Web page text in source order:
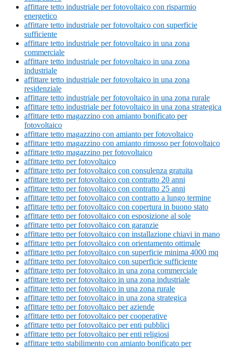
affittare tetto industriale per fotovoltaico con risparmio
energetico
affittare tetto industriale per fotovoltaico con superficie
sufficiente
affittare tetto industriale per fotovoltaico in una zona
commerciale
affittare tetto industriale per fotovoltaico in una zona
industriale
affittare tetto industriale per fotovoltaico in una zona
residenziale
affittare tetto industriale per fotovoltaico in una zona rurale
affittare tetto industriale per fotovoltaico in una zona strategica
affittare tetto magazzino con amianto bonificato per
fotovoltaico
affittare tetto magazzino con amianto per fotovoltaico
affittare tetto magazzino con amianto rimosso per fotovoltaico
affittare tetto magazzino per fotovoltaico
affittare tetto per fotovoltaico
affittare tetto per fotovoltaico con consulenza gratuita
affittare tetto per fotovoltaico con contratto 20 anni
affittare tetto per fotovoltaico con contratto 25 anni
affittare tetto per fotovoltaico con contratto a lungo termine
affittare tetto per fotovoltaico con copertura in buono stato
affittare tetto per fotovoltaico con esposizione al sole
affittare tetto per fotovoltaico con garanzie
affittare tetto per fotovoltaico con installazione chiavi in mano
affittare tetto per fotovoltaico con orientamento ottimale
affittare tetto per fotovoltaico con superficie minima 4000 mq
affittare tetto per fotovoltaico con superficie sufficiente
affittare tetto per fotovoltaico in una zona commerciale
affittare tetto per fotovoltaico in una zona industriale
affittare tetto per fotovoltaico in una zona rurale
affittare tetto per fotovoltaico in una zona strategica
affittare tetto per fotovoltaico per aziende
affittare tetto per fotovoltaico per cooperative
affittare tetto per fotovoltaico per enti pubblici
affittare tetto per fotovoltaico per enti religiosi
affittare tetto stabilimento con amianto bonificato per